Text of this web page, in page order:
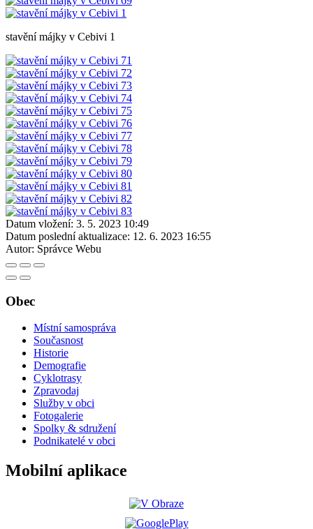
stavění májky v Cebivi 1
Datum vložení: 3. 5. 2023 10:49
Datum poslední aktualizace: 12. 6. 2023 16:55
Autor: Správce Webu
Obec
Místní samospráva
Současnost
Historie
Demografie
Cyklotrasy
Zpravodaj
Služby v obci
Fotogalerie
Spolky & sdružení
Podnikatelé v obci
Mobilní aplikace